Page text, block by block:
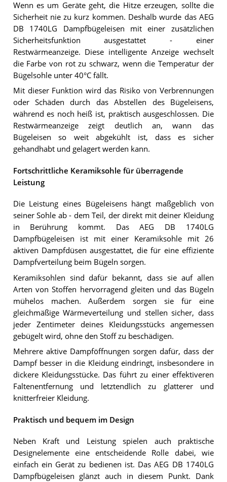
Wenn es um Geräte geht, die Hitze erzeugen, sollte die
Sicherheit nie zu kurz kommen. Deshalb wurde das AEG
DB 1740LG Dampfbügeleisen mit einer zusätzlichen
Sicherheitsfunktion ausgestattet - einer
Restwärmeanzeige. Diese intelligente Anzeige wechselt
die Farbe von rot zu schwarz, wenn die Temperatur der
Bügelsohle unter 40°C fällt.
Mit dieser Funktion wird das Risiko von Verbrennungen
oder Schäden durch das Abstellen des Bügeleisens,
während es noch heiß ist, praktisch ausgeschlossen. Die
Restwärmeanzeige zeigt deutlich an, wann das
Bügeleisen so weit abgekühlt ist, dass es sicher
gehandhabt und gelagert werden kann.
Fortschrittliche Keramiksohle für überragende
Leistung
Die Leistung eines Bügeleisens hängt maßgeblich von
seiner Sohle ab - dem Teil, der direkt mit deiner Kleidung
in Berührung kommt. Das AEG DB 1740LG
Dampfbügeleisen ist mit einer Keramiksohle mit 26
aktiven Dampfdüsen ausgestattet, die für eine effiziente
Dampfverteilung beim Bügeln sorgen.
Keramiksohlen sind dafür bekannt, dass sie auf allen
Arten von Stoffen hervorragend gleiten und das Bügeln
mühelos machen. Außerdem sorgen sie für eine
gleichmäßige Wärmeverteilung und stellen sicher, dass
jeder Zentimeter deines Kleidungsstücks angemessen
gebügelt wird, ohne den Stoff zu beschädigen.
Mehrere aktive Dampföffnungen sorgen dafür, dass der
Dampf besser in die Kleidung eindringt, insbesondere in
dickere Kleidungsstücke. Das führt zu einer effektiveren
Faltenentfernung und letztendlich zu glatterer und
knitterfreier Kleidung.
Praktisch und bequem im Design
Neben Kraft und Leistung spielen auch praktische
Designelemente eine entscheidende Rolle dabei, wie
einfach ein Gerät zu bedienen ist. Das AEG DB 1740LG
Dampfbügeleisen glänzt auch in diesem Punkt. Dank